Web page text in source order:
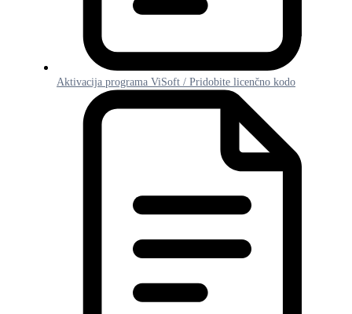
Aktivacija programa ViSoft / Pridobite licenčno kodo